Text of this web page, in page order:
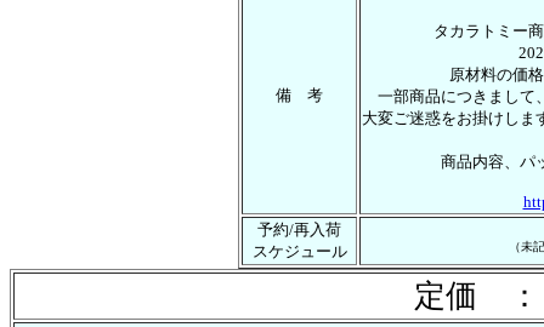
備 考
タカラトミー
原材料の価
一部商品につきまして
大変ご迷惑をお掛けしま
商品内容、パ
予約/再入荷
スケジュール
（未
定価 ：